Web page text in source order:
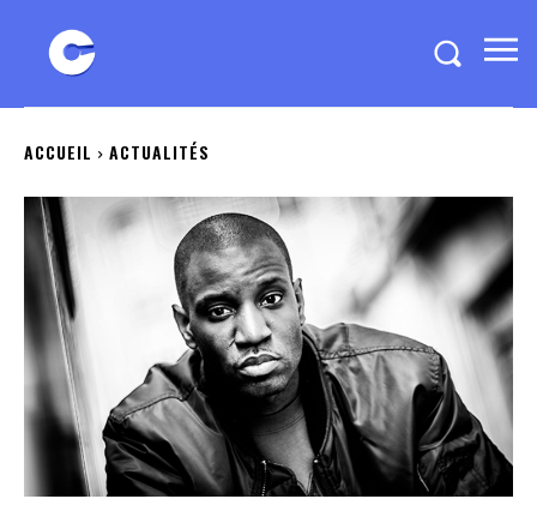
ACCUEIL ACTUALITÉS